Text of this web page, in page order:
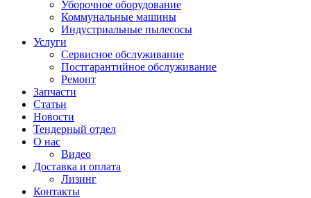
Уборочное оборудование
Коммунальные машины
Индустриальные пылесосы
Услуги
Сервисное обслуживание
Постгарантийное обслуживание
Ремонт
Запчасти
Статьи
Новости
Тендерный отдел
О нас
Видео
Доставка и оплата
Лизинг
Контакты